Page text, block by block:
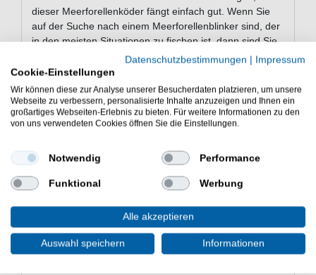
dieser Meerforellenköder fängt einfach gut. Wenn Sie
auf der Suche nach einem Meerforellenblinker sind, der
in den meisten Situationen zu fischen ist, dann sind Sie
mit dem Solvpilen Blinker gut beraten, denn dieser
Köder ist ein echtes Allround-Talent beim
Meerforellenangeln.
Der Westin Solvpilen ist ein sehr guter
Meerforellenköder, denn dieser Blinker hat einen
oder Lachs widerstehen kann. Dieser Solvpilen Blinker
ist ein fängiger Köder für tolle Fänge beim
Meerforellenangeln an der Ostsee und in Dänemark &
Norwegen konnten wir hervorragend auf diesen tollen
Meerforellenköder fangen.
Dieser Solvpilen Meerforellenblinker hat eine sehr
Datenschutzbestimmungen | Impressum
Cookie-Einstellungen
Wir können diese zur Analyse unserer Besucherdaten platzieren, um unsere
Webseite zu verbessern, personalisierte Inhalte anzuzeigen und Ihnen ein
großartiges Webseiten-Erlebnis zu bieten. Für weitere Informationen zu den
von uns verwendeten Cookies öffnen Sie die Einstellungen.
Notwendig Performance
Funktional Werbung
Alle akzeptieren
Auswahl speichern Informationen